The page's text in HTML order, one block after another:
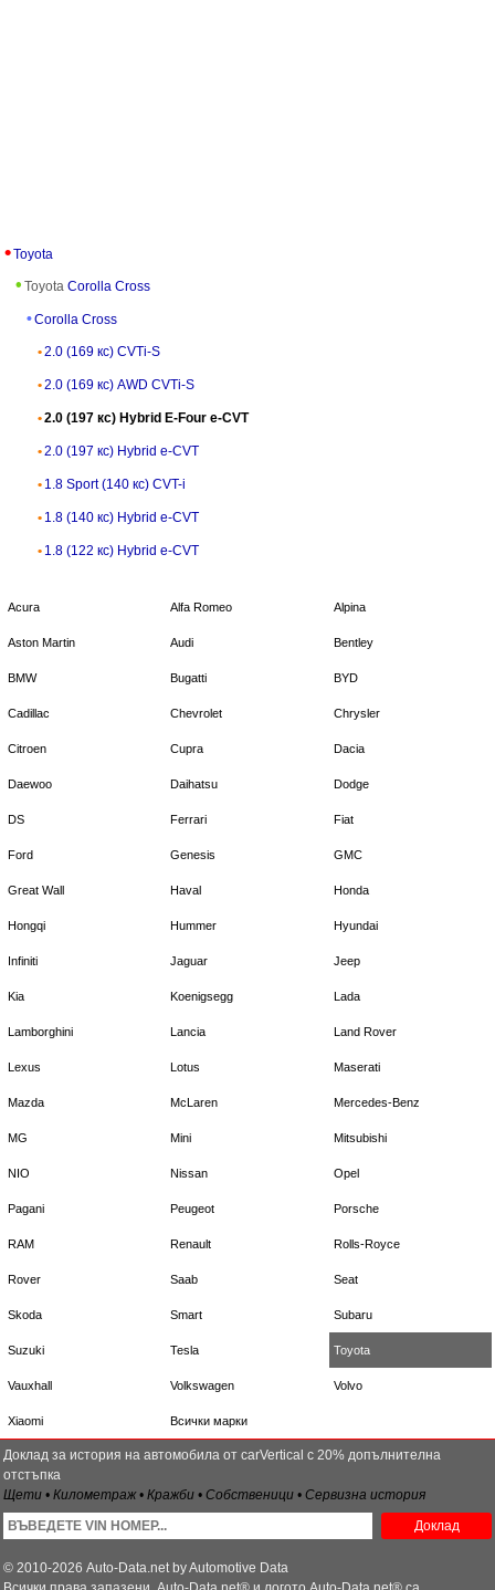
Toyota
Toyota Corolla Cross
Corolla Cross
2.0 (169 кс) CVTi-S
2.0 (169 кс) AWD CVTi-S
2.0 (197 кс) Hybrid E-Four e-CVT
2.0 (197 кс) Hybrid e-CVT
1.8 Sport (140 кс) CVT-i
1.8 (140 кс) Hybrid e-CVT
1.8 (122 кс) Hybrid e-CVT
Acura Alfa Romeo Alpina
Aston Martin Audi Bentley
BMW Bugatti BYD
Cadillac Chevrolet Chrysler
Citroen Cupra Dacia
Daewoo Daihatsu Dodge
DS Ferrari Fiat
Ford Genesis GMC
Great Wall Haval Honda
Hongqi Hummer Hyundai
Infiniti Jaguar Jeep
Kia Koenigsegg Lada
Lamborghini Lancia Land Rover
Lexus Lotus Maserati
Mazda McLaren Mercedes-Benz
MG Mini Mitsubishi
NIO Nissan Opel
Pagani Peugeot Porsche
RAM Renault Rolls-Royce
Rover Saab Seat
Skoda Smart Subaru
Suzuki Tesla Toyota
Vauxhall Volkswagen Volvo
Xiaomi Всички марки
Доклад за история на автомобила от carVertical с 20% допълнителна
отстъпка
Щети • Километраж • Кражби • Собственици • Сервизна история
Доклад
© 2010-2026 Auto-Data.net by Automotive Data